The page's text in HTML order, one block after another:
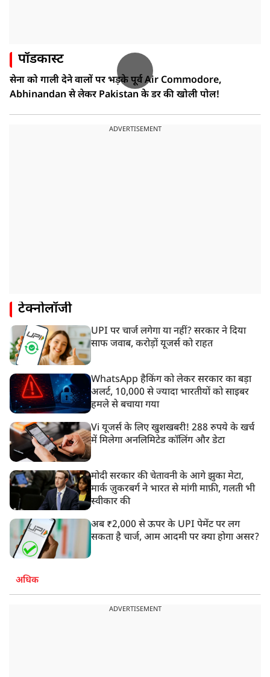
पॉडकास्ट
सेना को गाली देने वालों पर भड़के पूर्व Air Commodore,
Abhinandan से लेकर Pakistan के डर की खोली पोल!
ADVERTISEMENT
टेक्नोलॉजी
UPI पर चार्ज लगेगा या नहीं? सरकार ने दिया
साफ जवाब, करोड़ों यूजर्स को राहत
WhatsApp हैकिंग को लेकर सरकार का बड़ा
अलर्ट, 10,000 से ज्यादा भारतीयों को साइबर
हमले से बचाया गया
Vi यूजर्स के लिए खुशखबरी! 288 रुपये के खर्च
में मिलेगा अनलिमिटेड कॉलिंग और डेटा
मोदी सरकार की चेतावनी के आगे झुका मेटा,
मार्क ज़ुकरबर्ग ने भारत से मांगी माफ़ी, गलती भी
स्वीकार की
अब ₹2,000 से ऊपर के UPI पेमेंट पर लग
सकता है चार्ज, आम आदमी पर क्या होगा असर?
अधिक
ADVERTISEMENT